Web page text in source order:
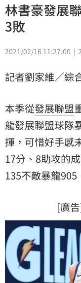
林書豪發展
3敗
2021/02/16 11:27:00
記者劉家維／綜
本季從發展聯盟
龍發展聯盟球隊
揮，可惜好手感
17分、8助攻的
135不敵暴龍905
[廣